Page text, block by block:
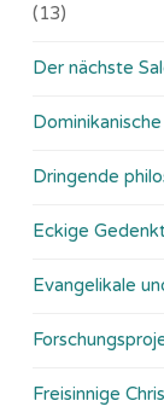
(13)
Der nächste
Dringende
Eckige
Evangelikale
Freisinnige